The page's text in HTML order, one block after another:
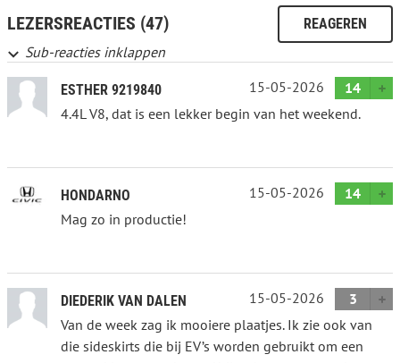
LEZERSREACTIES (47) REAGEREN
Sub-reacties inklappen
ESTHER 9219840 15-05-2026
14
4.4L V8, dat is een lekker begin van het weekend.
HONDARNO 15-05-2026
14
Mag zo in productie!
DIEDERIK VAN DALEN 15-05-2026
3
Van de week zag ik mooiere plaatjes. Ik zie ook van
die sideskirts die bij EV’s worden gebruikt om een